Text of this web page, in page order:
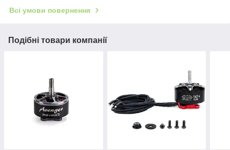
Всі умови повернення
Подібні товари компанії